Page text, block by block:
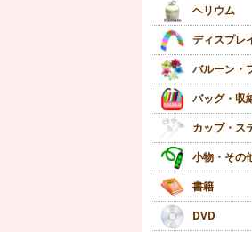
ヘリウム
ディスプレ
バルーン・
バッグ・収
カップ・ス
小物・その
書籍
DVD